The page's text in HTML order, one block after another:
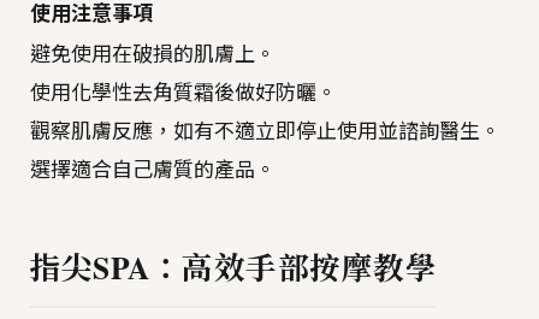
使用注意事項
避免使用在破損的肌膚上。
使用化學性去角質霜後做好防曬。
觀察肌膚反應，如有不適立即停止使用並諮詢醫生。
選擇適合自己膚質的產品。
指尖SPA：高效手部按摩教學